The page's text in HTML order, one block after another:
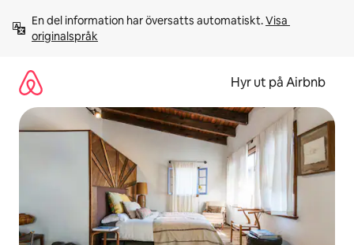
innehåll
En del information har översatts automatiskt. Visa
originalspråk
Hyr ut på Airbnb